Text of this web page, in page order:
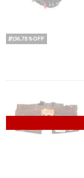
約36.78％OFF